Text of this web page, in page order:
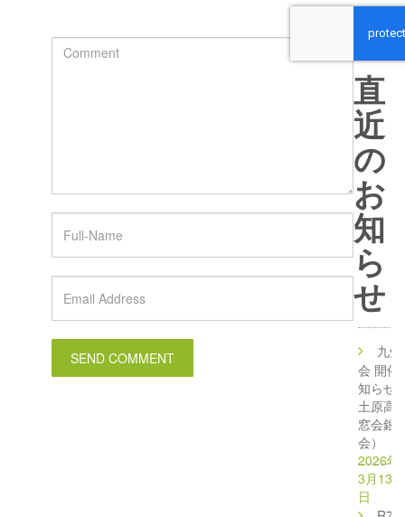
直
近
の
お
知
ら
せ
九
会 開催
知らせ
土原高
窓会銀
会）
2026年
3月13
日